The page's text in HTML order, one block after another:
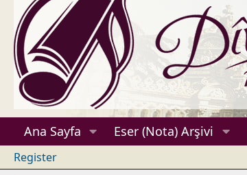
Ana Sayfa Eser (Nota) Arşivi
Register